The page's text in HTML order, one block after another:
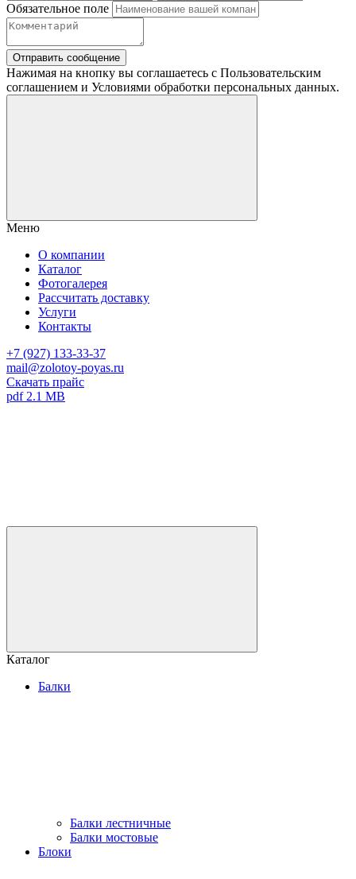
Обязательное поле
Отправить сообщение
Нажимая на кнопку вы соглашаетесь с Пользовательским
соглашением и Условиями обработки персональных данных.
Меню
О компании
Каталог
Фотогалерея
Рассчитать доставку
Услуги
Контакты
+7 (927) 133-33-37
mail@zolotoy-poyas.ru
Скачать прайс
pdf 2.1 MB
Каталог
Балки
Балки лестничные
Балки мостовые
Блоки